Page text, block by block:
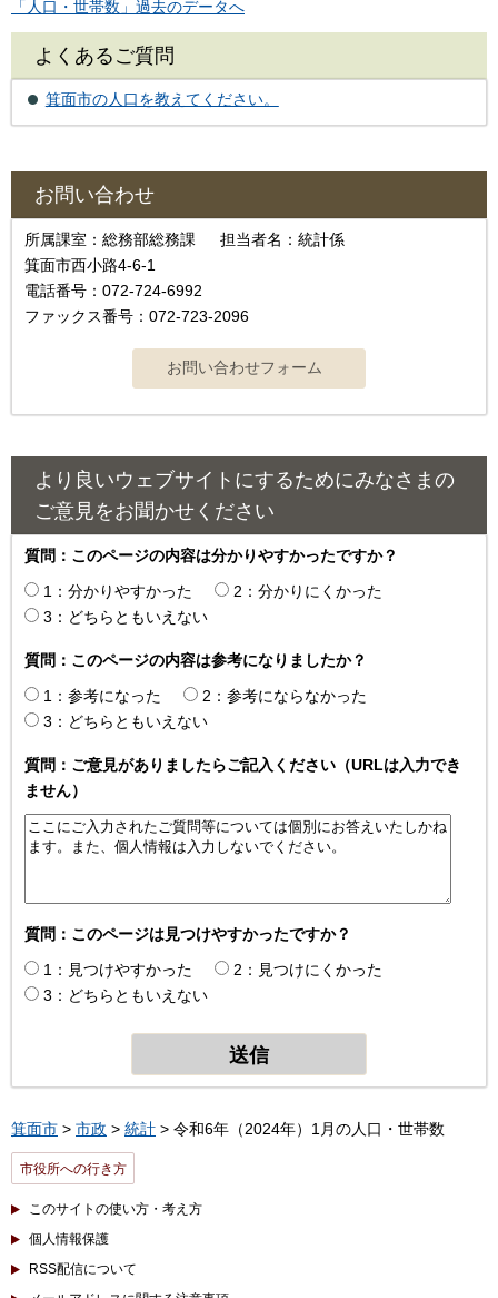
「人口・世帯数」過去のデータへ
よくあるご質問
箕面市の人口を教えてください。
お問い合わせ
所属課室：総務部総務課 担当者名：統計係
箕面市西小路4-6-1
電話番号：072-724-6992
ファックス番号：072-723-2096
より良いウェブサイトにするためにみなさまの
ご意見をお聞かせください
質問：このページの内容は分かりやすかったですか？
1：分かりやすかった
2：分かりにくかった
3：どちらともいえない
質問：このページの内容は参考になりましたか？
1：参考になった
2：参考にならなかった
3：どちらともいえない
質問：ご意見がありましたらご記入ください（URLは入力でき
ません）
質問：このページは見つけやすかったですか？
1：見つけやすかった
2：見つけにくかった
3：どちらともいえない
箕面市 > 市政 > 統計 > 令和6年（2024年）1月の人口・世帯数
市役所への行き方
このサイトの使い方・考え方
個人情報保護
RSS配信について